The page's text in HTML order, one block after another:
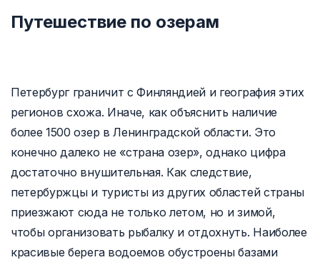
Путешествие по озерам
Петербург граничит с Финляндией и география этих
регионов схожа. Иначе, как объяснить наличие
более 1500 озер в Ленинградской области. Это
конечно далеко не «страна озер», однако цифра
достаточно внушительная. Как следствие,
петербуржцы и туристы из других областей страны
приезжают сюда не только летом, но и зимой,
чтобы организовать рыбалку и отдохнуть. Наиболее
красивые берега водоемов обустроены базами